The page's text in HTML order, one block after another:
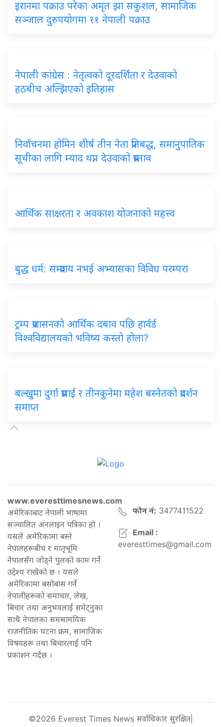
इरानमा पक्राउ परेका अमृत झा सकुशल, सामाजिक
सञ्जाल दुरुपयोगमा ११ नेपाली पक्राउ
नेपाली कांग्रेस : नेतृत्वको दूरदर्शिता र देउवाको
हठबीच अल्झिएको इतिहास
निर्वाचनमा होमिन शीर्ष तीन नेता प्रतिबद्ध, समानुपातिक
सूचीका लागि म्याद थप्न देउवाको प्रस्ताव
आर्थिक साक्षरता र अवकाश योजनाको महत्त्व
बुद्ध धर्म: सम्प्रदाय नभई अभ्यासका विविध परम्परा
ट्रम्प प्रशासनको आर्थिक दबाव पछि हार्वर्ड
विश्वविद्यालयको भविष्य कस्तो होला?
बल्खुमा दुर्गा प्रसाई र तीनकुनेमा महेश बस्नेतको प्रदर्शन
समाप्त
www.everesttimesnews.com
अमेरिकाबाट नेपाली भाषामा
सञ्चालित अनलाइन पत्रिका हो ।
यसले अमेरिकामा बस्ने
नेपालहरूबीच र मातृभूमि
नेपालसँग जोड्ने पुलको काम गर्ने
उद्देश्य राखेको छ । यसले
अमेरिकामा बसोबास गर्ने
नेपालीहरूको समाचार, लेख,
बिचार तथा अनुभवलाई समेट्नुका
साथै नेपालका समसामयिक
राजनीतिक घटना क्रम, सामाजिक
विषयहरू तथा बिचारलाई पनि
प्रकाशन गर्दछ ।
फोन नं: 3477411522
Email :
everesttimes@gmail.com
©2026 Everest Times News सर्वाधिकार सुरक्षित|